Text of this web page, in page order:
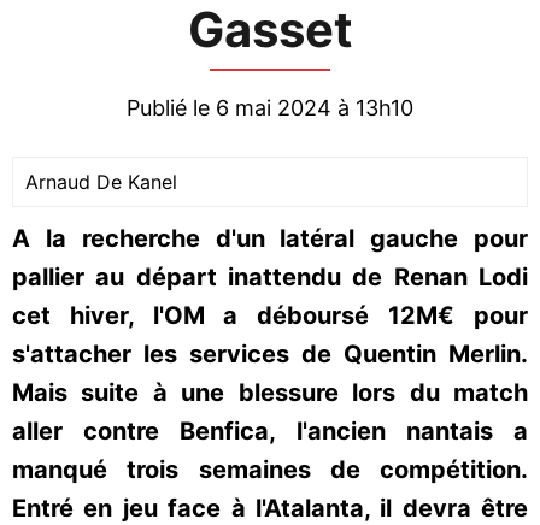
Gasset
Publié le 6 mai 2024 à 13h10
Arnaud De Kanel
A la recherche d'un latéral gauche pour
pallier au départ inattendu de Renan Lodi
cet hiver, l'OM a déboursé 12M€ pour
s'attacher les services de Quentin Merlin.
Mais suite à une blessure lors du match
aller contre Benfica, l'ancien nantais a
manqué trois semaines de compétition.
Entré en jeu face à l'Atalanta, il devra être